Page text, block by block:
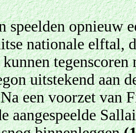
speelden opnieuw
nationale elftal,
uitstekend aan
een voorzet van
aangespeelde